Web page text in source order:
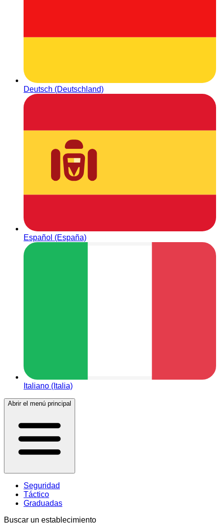
Deutsch (Deutschland)
Español (España)
Italiano (Italia)
Abrir el menú principal
Seguridad
Táctico
Graduadas
Buscar un establecimiento